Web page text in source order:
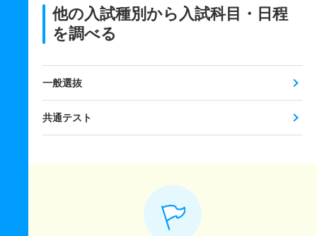
他の入試種別から入試科目・日程
を調べる
一般選抜
共通テスト